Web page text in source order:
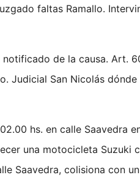
faltas Ramallo.
de la causa. Art.
Judicial San Nicolás
hs. en calle Saavedra
una motocicleta Suzuki
Saavedra, colisiona con